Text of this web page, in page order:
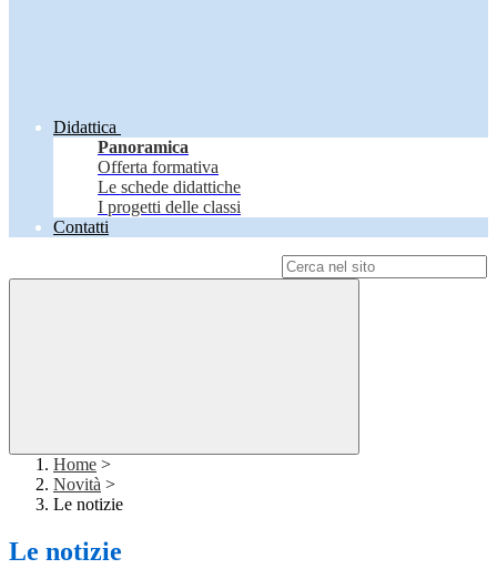
Didattica
Panoramica
Offerta formativa
Le schede didattiche
I progetti delle classi
Contatti
Home >
Novità >
Le notizie
Le notizie